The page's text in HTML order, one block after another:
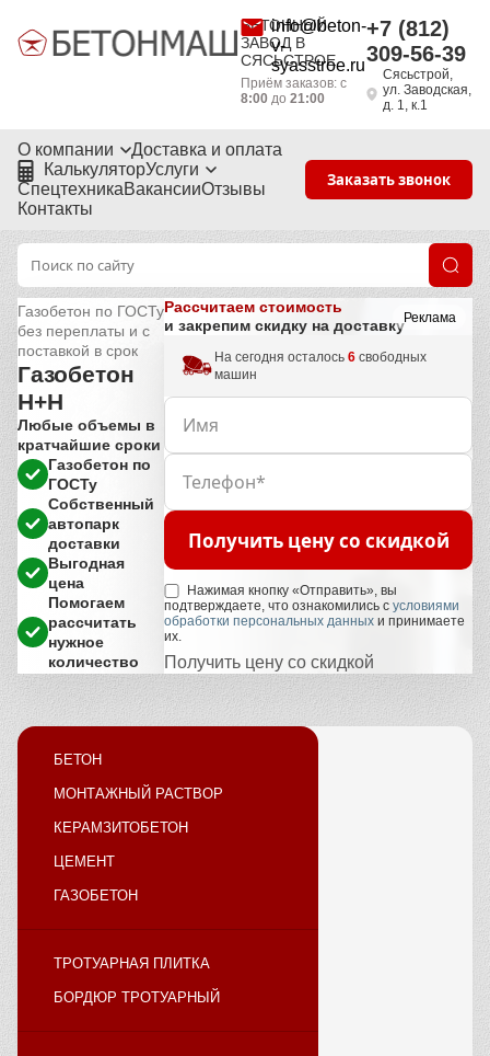
БЕТОННЫЙ
ЗАВОД В
СЯСЬСТРОЕ
info@beton-
v-
syasstroe.ru
Приём заказов: с
8:00 до21:00
+7 (812)
309-56-39
Сясьстрой,
ул. Заводская,
д. 1, к.1
О компании
Доставка и оплата
КалькуляторУслуги
СпецтехникаВакансииОтзывы
Контакты
Заказать звонок
Реклама
Газобетон по ГОСТу
без переплаты и с
поставкой в срок
Газобетон
H+H
Любые объемы в
кратчайшие сроки
Газобетон по
ГОСТу
Собственный
автопарк
доставки
Выгодная
цена
Помогаем
рассчитать
нужное
количество
Рассчитаем стоимость
и закрепим скидку на доставку
На сегодня осталось6 свободных
машин
Получить цену со скидкой
Нажимая кнопку «Отправить», вы
подтверждаете, что ознакомились сусловиями
обработки персональных данных и принимаете
их.
Получить цену со скидкой
БЕТОН
МОНТАЖНЫЙ РАСТВОР
КЕРАМЗИТОБЕТОН
ЦЕМЕНТ
ГАЗОБЕТОН
ТРОТУАРНАЯ ПЛИТКА
БОРДЮР ТРОТУАРНЫЙ